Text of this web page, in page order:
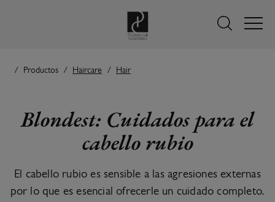
Productos Haircare Hair
Blondest: Cuidados para el
cabello rubio
El cabello rubio es sensible a las agresiones externas
por lo que es esencial ofrecerle un cuidado completo.